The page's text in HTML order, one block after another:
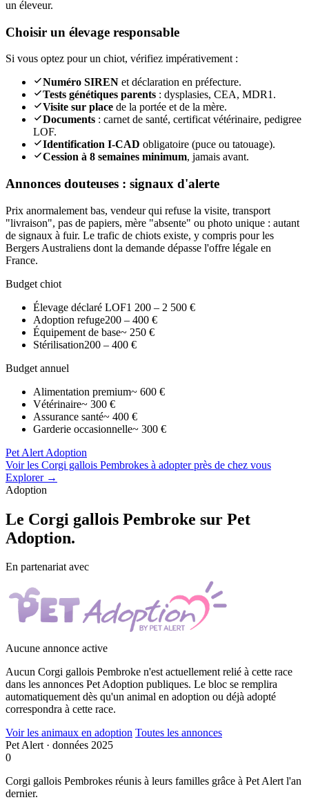
un éleveur.
Choisir un élevage responsable
Si vous optez pour un chiot, vérifiez impérativement :
Numéro SIREN et déclaration en préfecture.
Tests génétiques parents : dysplasies, CEA, MDR1.
Visite sur place de la portée et de la mère.
Documents : carnet de santé, certificat vétérinaire, pedigree
LOF.
Identification I-CAD obligatoire (puce ou tatouage).
Cession à 8 semaines minimum, jamais avant.
Annonces douteuses : signaux d'alerte
Prix anormalement bas, vendeur qui refuse la visite, transport
"livraison", pas de papiers, mère "absente" ou photo unique : autant
de signaux à fuir. Le trafic de chiots existe, y compris pour les
Bergers Australiens dont la demande dépasse l'offre légale en
France.
Budget chiot
Élevage déclaré LOF1 200 – 2 500 €
Adoption refuge200 – 400 €
Équipement de base~ 250 €
Stérilisation200 – 400 €
Budget annuel
Alimentation premium~ 600 €
Vétérinaire~ 300 €
Assurance santé~ 400 €
Garderie occasionnelle~ 300 €
Pet Alert Adoption
Voir les Corgi gallois Pembrokes à adopter près de chez vous
Explorer →
Adoption
Le Corgi gallois Pembroke sur Pet
Adoption.
En partenariat avec
Aucune annonce active
Aucun Corgi gallois Pembroke n'est actuellement relié à cette race
dans les annonces Pet Adoption publiques. Le bloc se remplira
automatiquement dès qu'un animal en adoption ou déjà adopté
correspondra à cette race.
Voir les animaux en adoption Toutes les annonces
Pet Alert · données 2025
0
Corgi gallois Pembrokes réunis à leurs familles grâce à Pet Alert l'an
dernier.